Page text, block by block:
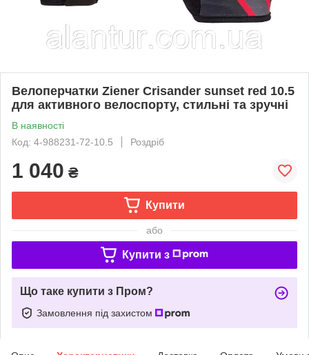
Велоперчатки Ziener Crisander sunset red 10.5
для активного велоспорту, стильні та зручні
В наявності
Код: 4-988231-72-10.5
Роздріб
1 040 ₴
Купити
або
Купити з
Що таке купити з Пром?
Замовлення під захистом